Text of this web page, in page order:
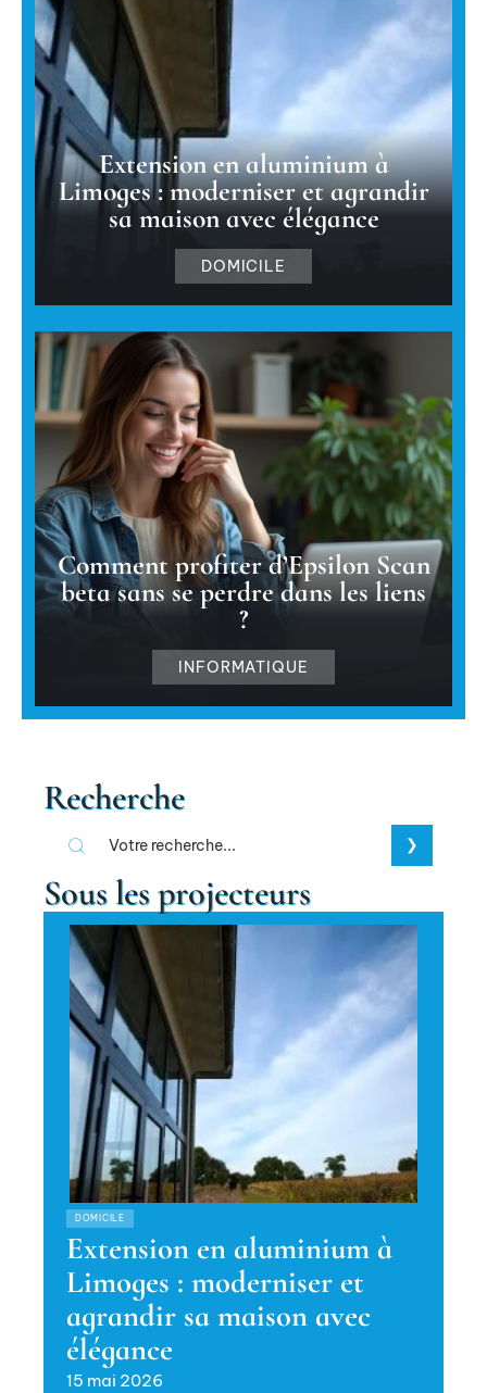
Extension en aluminium à
Limoges : moderniser et agrandir
sa maison avec élégance
DOMICILE
Comment profiter d’Epsilon Scan
beta sans se perdre dans les liens
?
INFORMATIQUE
Recherche
Sous les projecteurs
DOMICILE
Extension en aluminium à
Limoges : moderniser et
agrandir sa maison avec
élégance
15 mai 2026